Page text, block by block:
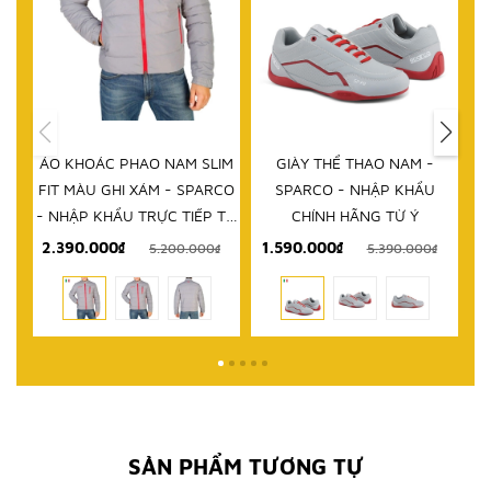
GIÀY THỂ THAO NAM -
SPARCO - NHẬP KHẨU
CHÍNH HÃNG TỪ Ý
1.590.000₫
5.390.000₫
HẾT HÀNG
DÉP NAM - SPARCO - NHẬP
KHẨU CHÍNH HÃNG TỪ Ý
999.000₫ 2.580.000₫
SẢN PHẨM TƯƠNG TỰ